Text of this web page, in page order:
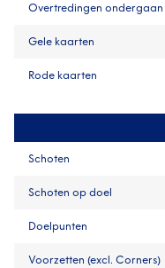
Overtredingen ondergaan
Gele kaarten
Rode kaarten
Schoten
Schoten op doel
Doelpunten
Voorzetten (excl. Corners)